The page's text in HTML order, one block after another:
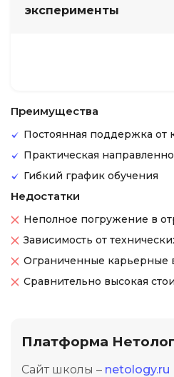
эксперименты
Преимущества
Постоянная поддержка от
Практическая
Гибкий график обучения
Недостатки
Неполное погружение в
Зависимость от
Ограниченные карьерные
Сравнительно высокая
Платформа
Сайт школы – netology.ru